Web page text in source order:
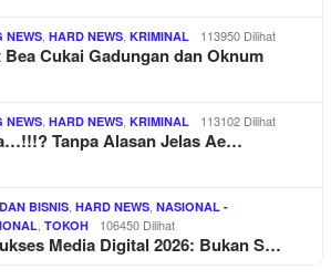
NEWS HARD NEWS KRIMINAL 113950 Dilihat
Cukai Gadungan dan Oknum
NEWS HARD NEWS KRIMINAL 113102 Dilihat
Tanpa Alasan Jelas Ae…
BISNIS HARD NEWS NASIONAL -
TOKOH 106450 Dilihat
Media Digital 2026: Bukan S…